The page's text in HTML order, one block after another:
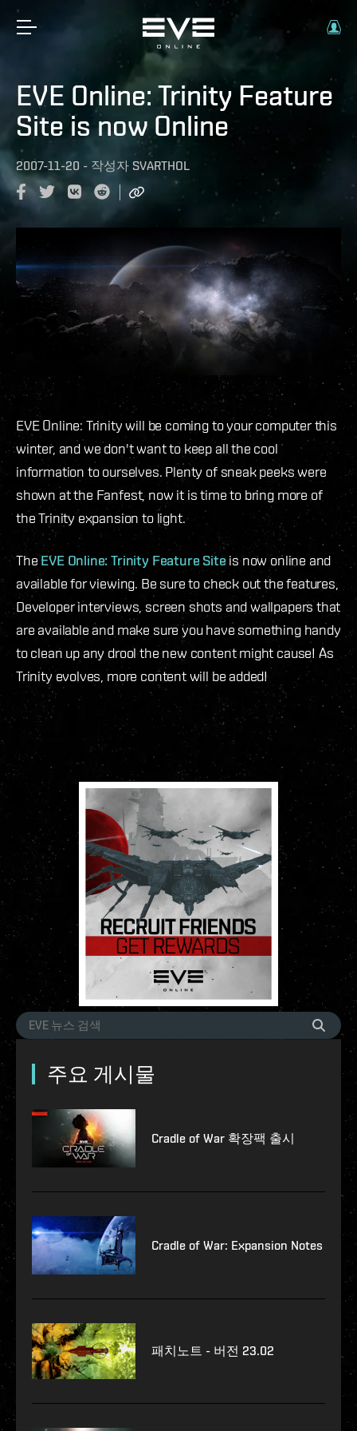
EVE Online: Trinity Feature
Site is now Online
2007-11-20 - 작성자 SVARTHOL
EVE Online: Trinity will be coming to your computer this
winter, and we don't want to keep all the cool
information to ourselves. Plenty of sneak peeks were
shown at the Fanfest, now it is time to bring more of
the Trinity expansion to light.
TheEVE Online: Trinity Feature Site is now online and
available for viewing. Be sure to check out the features,
Developer interviews, screen shots and wallpapers that
are available and make sure you have something handy
to clean up any drool the new content might cause! As
Trinity evolves, more content will be added!
주요 게시물
Cradle of War 확장팩 출시
Cradle of War: Expansion Notes
패치노트 - 버전 23.02